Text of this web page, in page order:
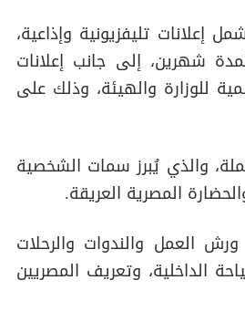
عبر خطة إعلانية متكاملة 360 درجة تشمل إعلانات تليفزيونية وإذاعية،
شهرين، إلى جانب إعلانات
للوزارة والهيئة، وذلك على
والذي يُبرز سمات الشخصية
المصرية العريقة.
العمل والندوات والرحلات
الداخلية، وتعريف المصريين